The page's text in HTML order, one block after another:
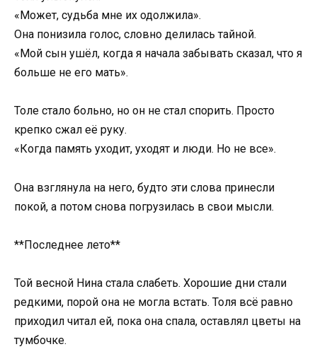
«Может, судьба мне их одолжила».
Она понизила голос, словно делилась тайной.
«Мой сын ушёл, когда я начала забывать сказал, что я
больше не его мать».
Толе стало больно, но он не стал спорить. Просто
крепко сжал её руку.
«Когда память уходит, уходят и люди. Но не все».
Она взглянула на него, будто эти слова принесли
покой, а потом снова погрузилась в свои мысли.
**Последнее лето**
Той весной Нина стала слабеть. Хорошие дни стали
редкими, порой она не могла встать. Толя всё равно
приходил читал ей, пока она спала, оставлял цветы на
тумбочке.